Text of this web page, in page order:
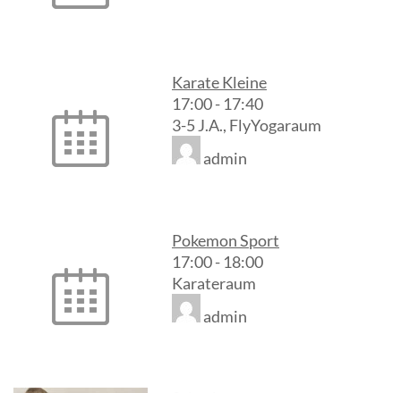
Karate Kleine
17:00- 17:40
3-5 J.A., FlyYogaraum
admin
Pokemon Sport
17:00- 18:00
Karateraum
admin